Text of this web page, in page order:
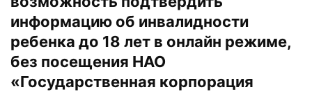
информацию об инвалидности
ребенка до 18 лет в онлайн режиме,
без посещения НАО
«Государственная корпорация